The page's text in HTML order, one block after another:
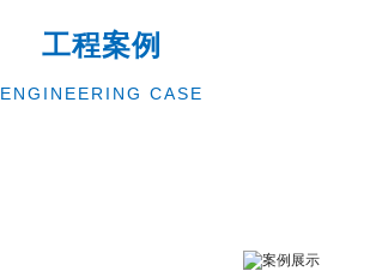
工程案例
ENGINEERING CASE